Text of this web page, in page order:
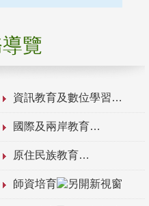
覽
資訊教育及數位學習
國際及兩岸教育
原住民族教育
師資培育